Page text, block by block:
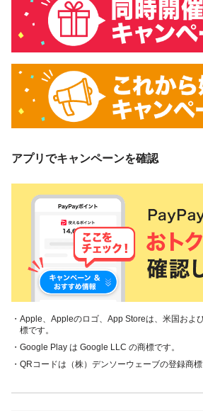
アプリでキャンペーンを確認
・Apple、Appleのロゴ、App Storeは、米国およ
標です。
・Google Play は Google LLC の商標です。
・QRコードは（株）デンソーウェーブの登録商標